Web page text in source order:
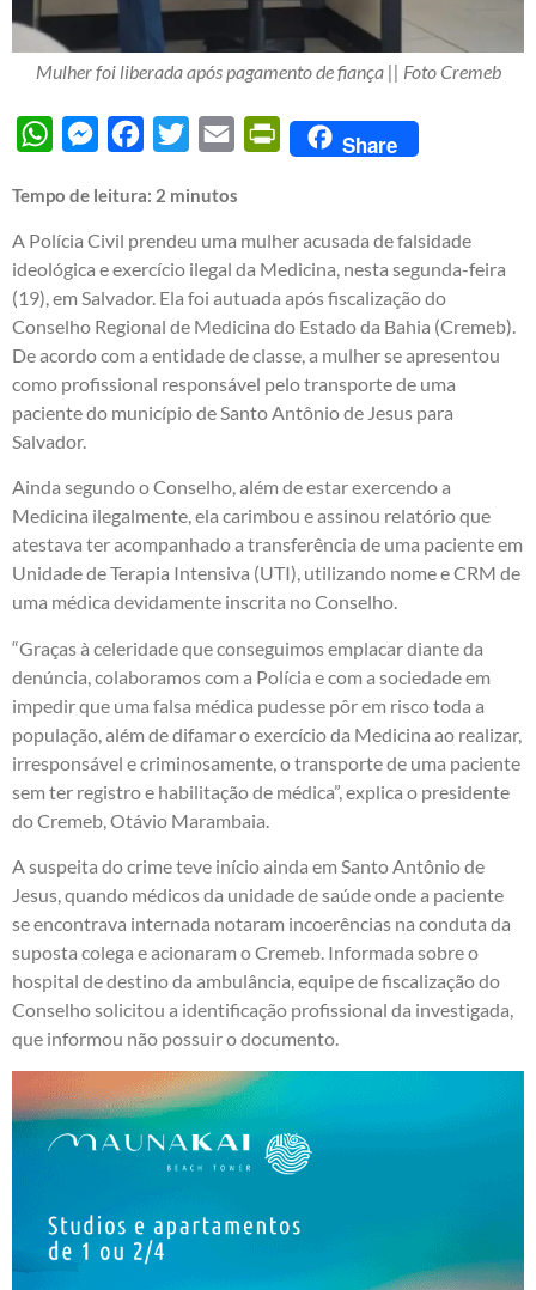
Mulher foi liberada após pagamento de fiança || Foto Cremeb
WhatsAppMessengerFacebook
Twitter Email PrintFriendly
Share
Tempo de leitura: 2 minutos
A Polícia Civil prendeu uma mulher acusada de falsidade
ideológica e exercício ilegal da Medicina, nesta segunda-feira
(19), em Salvador. Ela foi autuada após fiscalização do
Conselho Regional de Medicina do Estado da Bahia (Cremeb).
De acordo com a entidade de classe, a mulher se apresentou
como profissional responsável pelo transporte de uma
paciente do município de Santo Antônio de Jesus para
Salvador.
Ainda segundo o Conselho, além de estar exercendo a
Medicina ilegalmente, ela carimbou e assinou relatório que
atestava ter acompanhado a transferência de uma paciente em
Unidade de Terapia Intensiva (UTI), utilizando nome e CRM de
uma médica devidamente inscrita no Conselho.
“Graças à celeridade que conseguimos emplacar diante da
denúncia, colaboramos com a Polícia e com a sociedade em
impedir que uma falsa médica pudesse pôr em risco toda a
população, além de difamar o exercício da Medicina ao realizar,
irresponsável e criminosamente, o transporte de uma paciente
sem ter registro e habilitação de médica”, explica o presidente
do Cremeb, Otávio Marambaia.
A suspeita do crime teve início ainda em Santo Antônio de
Jesus, quando médicos da unidade de saúde onde a paciente
se encontrava internada notaram incoerências na conduta da
suposta colega e acionaram o Cremeb. Informada sobre o
hospital de destino da ambulância, equipe de fiscalização do
Conselho solicitou a identificação profissional da investigada,
que informou não possuir o documento.